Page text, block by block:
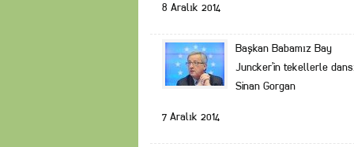
8 Aralık 2014
Başkan Babamız Bay
Juncker’in tekellerle
Sinan Gorgan
7 Aralık 2014